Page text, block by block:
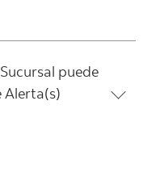
puede
Alerta(s)